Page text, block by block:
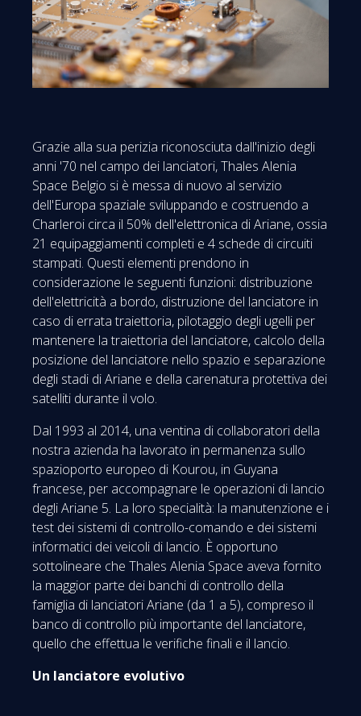
Grazie alla sua perizia riconosciuta dall'inizio degli
anni '70 nel campo dei lanciatori, Thales Alenia
Space Belgio si è messa di nuovo al servizio
dell'Europa spaziale sviluppando e costruendo a
Charleroi circa il 50% dell'elettronica di Ariane, ossia
21 equipaggiamenti completi e 4 schede di circuiti
stampati. Questi elementi prendono in
considerazione le seguenti funzioni: distribuzione
dell'elettricità a bordo, distruzione del lanciatore in
caso di errata traiettoria, pilotaggio degli ugelli per
mantenere la traiettoria del lanciatore, calcolo della
posizione del lanciatore nello spazio e separazione
degli stadi di Ariane e della carenatura protettiva dei
satelliti durante il volo.
Dal 1993 al 2014, una ventina di collaboratori della
nostra azienda ha lavorato in permanenza sullo
spazioporto europeo di Kourou, in Guyana
francese, per accompagnare le operazioni di lancio
degli Ariane 5. La loro specialità: la manutenzione e i
test dei sistemi di controllo-comando e dei sistemi
informatici dei veicoli di lancio. È opportuno
sottolineare che Thales Alenia Space aveva fornito
la maggior parte dei banchi di controllo della
famiglia di lanciatori Ariane (da 1 a 5), compreso il
banco di controllo più importante del lanciatore,
quello che effettua le verifiche finali e il lancio.
Un lanciatore evolutivo